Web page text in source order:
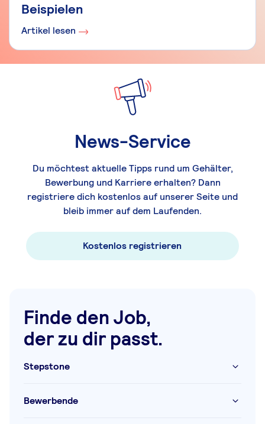
Beispielen
Artikel lesen
News-Service
Du möchtest aktuelle Tipps rund um Gehälter,
Bewerbung und Karriere erhalten? Dann
registriere dich kostenlos auf unserer Seite und
bleib immer auf dem Laufenden.
Kostenlos registrieren
Finde den Job,
der zu dir passt.
Stepstone
Bewerbende